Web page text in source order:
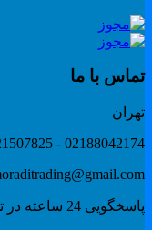
با ما
02188042174 -
24 ساعته در تمام ساعات روز